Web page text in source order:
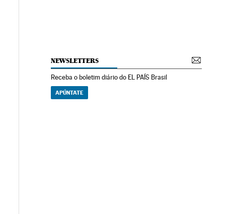
NEWSLETTERS
Receba o boletim diário do EL PAÍS Brasil
APÚNTATE